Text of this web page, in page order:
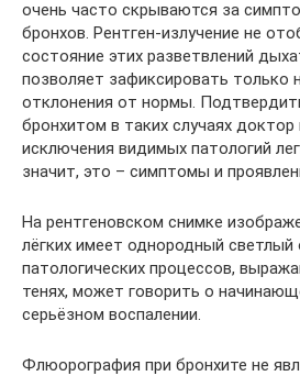
очень часто скрываются за
бронхов. Рентген-излучение не
состояние этих разветвлений
позволяет зафиксировать только
отклонения от нормы.
бронхитом в таких случаях
исключения видимых патологий
значит, это – симптомы и
На рентгеновском снимке
лёгких имеет однородный светлый
патологических процессов,
тенях, может говорить о
серьёзном воспалении.
Флюорография при бронхите не